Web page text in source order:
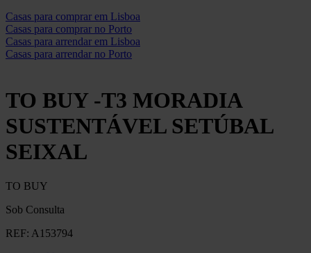
Casas para comprar em Lisboa
Casas para comprar no Porto
Casas para arrendar em Lisboa
Casas para arrendar no Porto
TO BUY -T3 MORADIA
SUSTENTÁVEL SETÚBAL
SEIXAL
TO BUY
Sob Consulta
REF: A153794